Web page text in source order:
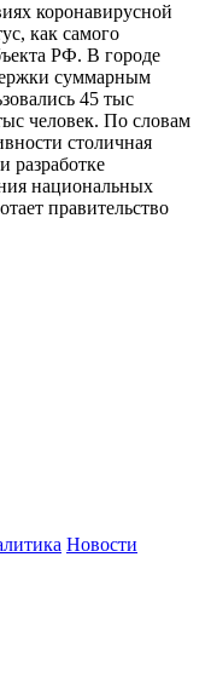
коронавирусной
как самого
РФ. В городе
суммарным
45 тыс
человек. По словам
столичная
разработке
национальных
правительство
Новости